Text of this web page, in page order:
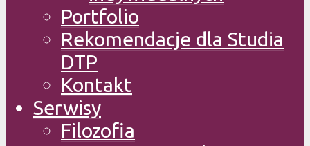
Portfolio
Rekomendacje dla Studia
DTP
Kontakt
Serwisy
Filozofia